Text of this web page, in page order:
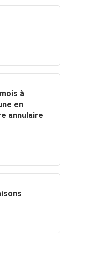
à
en
annulaire
+216 (0)40 3629
E: